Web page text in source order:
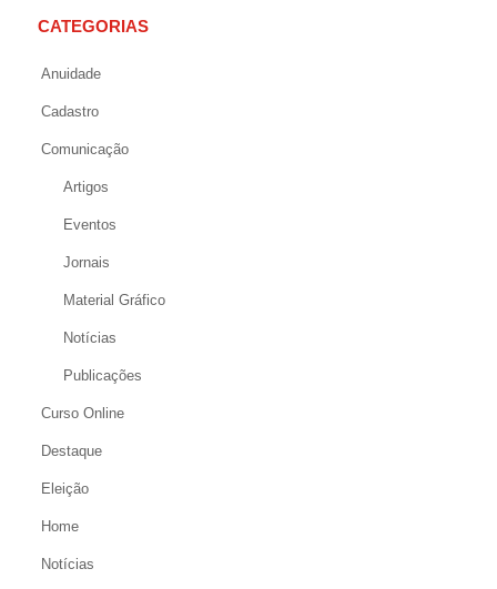
CATEGORIAS
Anuidade
Cadastro
Comunicação
Artigos
Eventos
Jornais
Material Gráfico
Notícias
Publicações
Curso Online
Destaque
Eleição
Home
Notícias